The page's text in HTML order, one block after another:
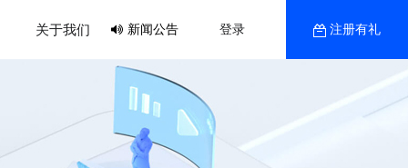
关于我们 新闻公告 登录 注册有礼